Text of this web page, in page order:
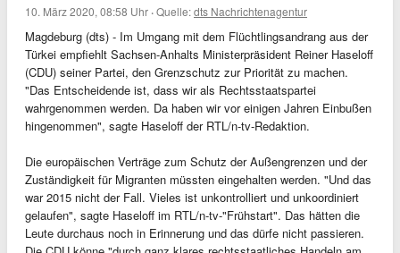
10. März 2020, 08:58 Uhr ·Quelle:dts Nachrichtenagentur
Magdeburg (dts) - Im Umgang mit dem Flüchtlingsandrang aus der
Türkei empfiehlt Sachsen-Anhalts Ministerpräsident Reiner Haseloff
(CDU) seiner Partei, den Grenzschutz zur Priorität zu machen.
"Das Entscheidende ist, dass wir als Rechtsstaatspartei
wahrgenommen werden. Da haben wir vor einigen Jahren Einbußen
hingenommen", sagte Haseloff der RTL/n-tv-Redaktion.
Die europäischen Verträge zum Schutz der Außengrenzen und der
Zuständigkeit für Migranten müssten eingehalten werden. "Und das
war 2015 nicht der Fall. Vieles ist unkontrolliert und unkoordiniert
gelaufen", sagte Haseloff im RTL/n-tv-"Frühstart". Das hätten die
Leute durchaus noch in Erinnerung und das dürfe nicht passieren.